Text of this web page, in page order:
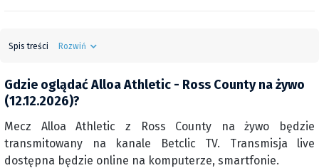
Spis treści Rozwiń
Gdzie oglądać Alloa Athletic - Ross County na żywo
(12.12.2026)?
Mecz Alloa Athletic z Ross County na żywo będzie
transmitowany na kanale Betclic TV. Transmisja live
dostępna będzie online na komputerze, smartfonie.